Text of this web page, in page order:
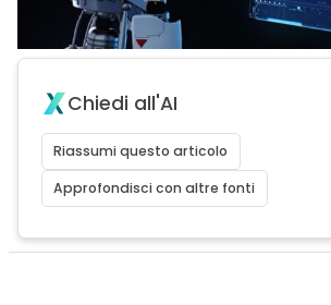
Chiedi all'AI
Riassumi questo articolo
Approfondisci con altre fonti